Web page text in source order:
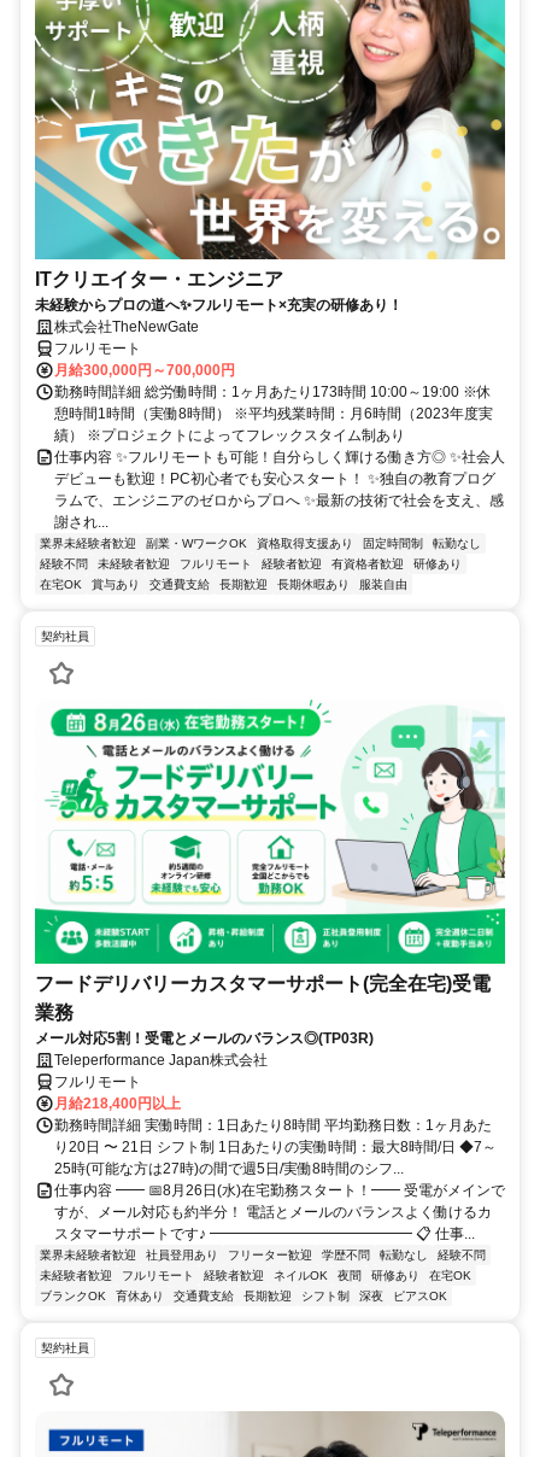
ITクリエイター・エンジニア
未経験からプロの道へ✨フルリモート×充実の研修あり！
株式会社TheNewGate
フルリモート
月給300,000円～700,000円
勤務時間詳細 総労働時間：1ヶ月あたり173時間 10:00～19:00 ※休
憩時間1時間（実働8時間） ※平均残業時間：月6時間（2023年度実
績） ※プロジェクトによってフレックスタイム制あり
仕事内容 ✨フルリモートも可能！自分らしく輝ける働き方◎ ✨社会人
デビューも歓迎！PC初心者でも安心スタート！ ✨独自の教育プログ
ラムで、エンジニアのゼロからプロへ ✨最新の技術で社会を支え、感
謝され...
業界未経験者歓迎 副業・WワークOK 資格取得支援あり 固定時間制
転勤なし
経験不問
未経験者歓迎 フルリモート 経験者歓迎 有資格者歓迎
研修あり
在宅OK
賞与あり 交通費支給 長期歓迎 長期休暇あり 服装自由
契約社員
フードデリバリーカスタマーサポート(完全在宅)受電
業務
メール対応5割！受電とメールのバランス◎(TP03R)
Teleperformance Japan株式会社
フルリモート
月給218,400円以上
勤務時間詳細 実働時間：1日あたり8時間 平均勤務日数：1ヶ月あた
り20日 〜 21日 シフト制 1日あたりの実働時間：最大8時間/日 ◆7～
25時(可能な方は27時)の間で週5日/実働8時間のシフ...
仕事内容 ━━ 📅8月26日(水)在宅勤務スタート！━━ 受電がメインで
すが、メール対応も約半分！ 電話とメールのバランスよく働けるカ
スタマーサポートです♪ ━━━━━━━━━━━━━━ 📋 仕事...
業界未経験者歓迎 社員登用あり フリーター歓迎 学歴不問 転勤なし
経験不問
未経験者歓迎
フルリモート 経験者歓迎 ネイルOK 夜間 研修あり
在宅OK
ブランクOK
育休あり 交通費支給 長期歓迎 シフト制 深夜 ピアスOK
契約社員